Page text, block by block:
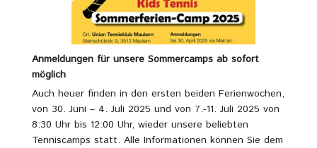
Anmeldungen für unsere Sommercamps ab sofort
möglich
Auch heuer finden in den ersten beiden Ferienwochen,
von 30. Juni – 4. Juli 2025 und von 7.-11. Juli 2025 von
8:30 Uhr bis 12:00 Uhr, wieder unsere beliebten
Tenniscamps statt. Alle Informationen können Sie dem